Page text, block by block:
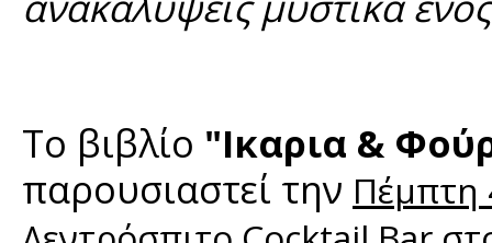
Το βιβλίο "Ικαρια &
παρουσιαστεί την Πέμπτη